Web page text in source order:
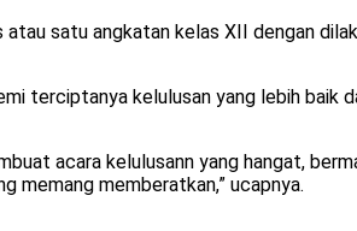
satu angkatan kelas XII dengan
terciptanya kelulusan yang lebih baik
acara kelulusann yang hangat,
memang memberatkan,” ucapnya.